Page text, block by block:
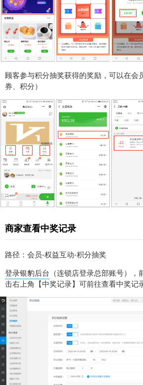
顾客参与积分抽奖获得的奖励，可以在会
券、积分）
商家查看中奖记录
路径：会员-权益互动-积分抽奖
登录银豹后台 （连锁店登录总部账号）
击右上角【中奖记录】可前往查看中奖记